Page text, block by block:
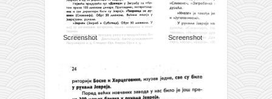
Screenshot Screenshot